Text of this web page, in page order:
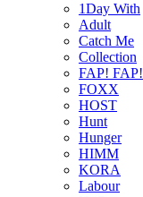
1Day With
Adult
Catch Me
Collection
FAP! FAP!
FOXX
HOST
Hunt
Hunger
HIMM
KORA
Labour